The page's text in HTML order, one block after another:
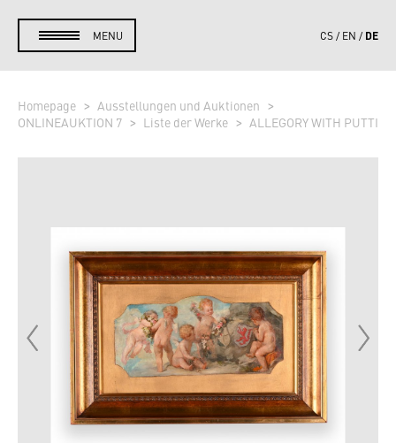
MENU CS EN DE
Homepage
Ausstellungen und Auktionen
ONLINEAUKTION 7
Liste der Werke ALLEGORY WITH PUTTI